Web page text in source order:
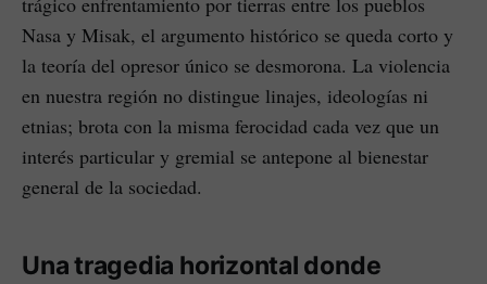
Nasa y Misak, el argumento histórico se queda corto y
la teoría del opresor único se desmorona. La violencia
en nuestra región no distingue linajes, ideologías ni
etnias; brota con la misma ferocidad cada vez que un
interés particular y gremial se antepone al bienestar
general de la sociedad.
Una tragedia horizontal donde